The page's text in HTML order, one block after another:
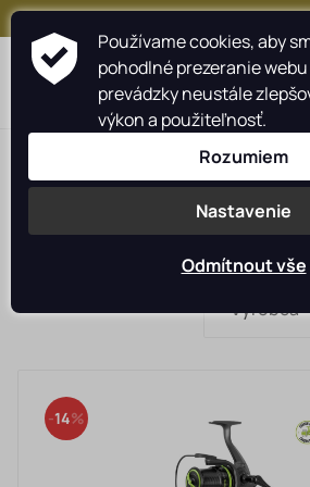
+421 917 159 547
Starostlivosť o úlovok
Prúty a navijaky
Výrobca
14
Používame cookies, aby
pohodlné prezeranie
prevádzky neustále
výkon a použiteľnosť.
Rozumiem
Nastavenie
Odmítnout vše